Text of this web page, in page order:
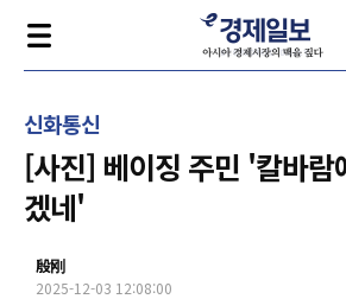
신화통신
[사진] 베이징 주민 '칼바람
겠네'
殷刚
2025-12-03 12:08:00